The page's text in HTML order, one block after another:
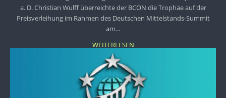
a. D. Christian Wulff überreichte der BCON die Trophäe auf der
Preisverleihung im Rahmen des Deutschen Mittelstands-Summit
am...
WEITERLESEN